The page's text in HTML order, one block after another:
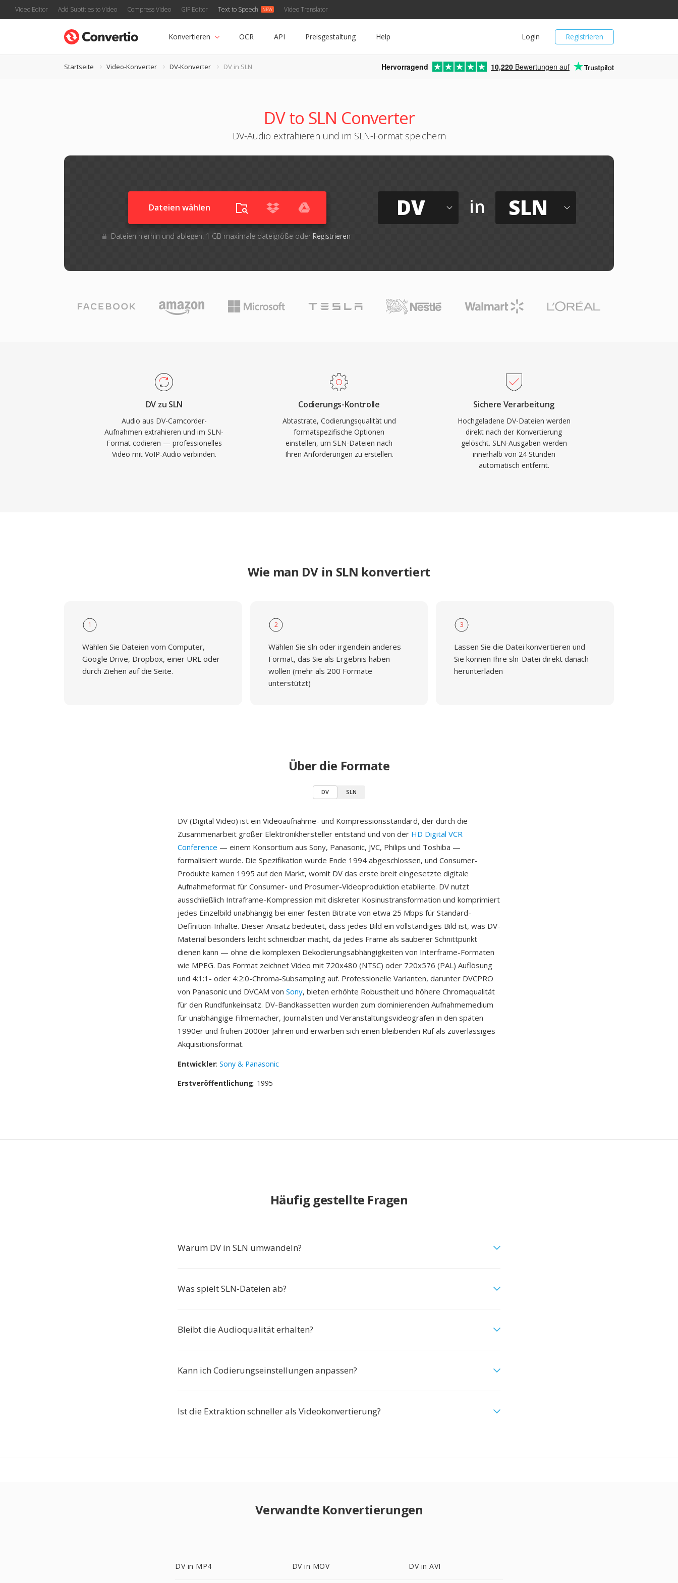
Video Editor Add Subtitles to Video Compress Video GIF Editor Text to Speech Video Translator
Registrieren
Login
Konvertieren OCR API Preisgestaltung Help
Startseite Video-Konverter DV-Konverter DV in SLN Hervorragend 10,220 Bewertungen auf
DV to SLN Converter
DV-Audio extrahieren und im SLN-Format speichern
Dateien wählen
Dateien hierhin und ablegen. 1 GB maximale dateigröße oder Registrieren
DV in SLN
DV zu SLN
Audio aus DV-Camcorder-
Aufnahmen extrahieren und im SLN-
Format codieren — professionelles
Video mit VoIP-Audio verbinden.
Codierungs-Kontrolle
Abtastrate, Codierungsqualität und
formatspezifische Optionen
einstellen, um SLN-Dateien nach
Ihren Anforderungen zu erstellen.
Sichere Verarbeitung
Hochgeladene DV-Dateien werden
direkt nach der Konvertierung
gelöscht. SLN-Ausgaben werden
innerhalb von 24 Stunden
automatisch entfernt.
Wie man DV in SLN konvertiert
1
Wählen Sie Dateien vom Computer,
Google Drive, Dropbox, einer URL oder
durch Ziehen auf die Seite.
2
Wählen Sie sln oder irgendein anderes
Format, das Sie als Ergebnis haben
wollen (mehr als 200 Formate
unterstützt)
3
Lassen Sie die Datei konvertieren und
Sie können Ihre sln-Datei direkt danach
herunterladen
Über die Formate
DV SLN
DV (Digital Video) ist ein Videoaufnahme- und Kompressionsstandard, der durch die
Zusammenarbeit großer Elektronikhersteller entstand und von der HD Digital VCR
Conference — einem Konsortium aus Sony, Panasonic, JVC, Philips und Toshiba —
formalisiert wurde. Die Spezifikation wurde Ende 1994 abgeschlossen, und Consumer-
Produkte kamen 1995 auf den Markt, womit DV das erste breit eingesetzte digitale
Aufnahmeformat für Consumer- und Prosumer-Videoproduktion etablierte. DV nutzt
ausschließlich Intraframe-Kompression mit diskreter Kosinustransformation und komprimiert
jedes Einzelbild unabhängig bei einer festen Bitrate von etwa 25 Mbps für Standard-
Definition-Inhalte. Dieser Ansatz bedeutet, dass jedes Bild ein vollständiges Bild ist, was DV-
Material besonders leicht schneidbar macht, da jedes Frame als sauberer Schnittpunkt
dienen kann — ohne die komplexen Dekodierungsabhängigkeiten von Interframe-Formaten
wie MPEG. Das Format zeichnet Video mit 720x480 (NTSC) oder 720x576 (PAL) Auflösung
und 4:1:1- oder 4:2:0-Chroma-Subsampling auf. Professionelle Varianten, darunter DVCPRO
von Panasonic und DVCAM von Sony, bieten erhöhte Robustheit und höhere Chromaqualität
für den Rundfunkeinsatz. DV-Bandkassetten wurden zum dominierenden Aufnahmemedium
für unabhängige Filmemacher, Journalisten und Veranstaltungsvideografen in den späten
1990er und frühen 2000er Jahren und erwarben sich einen bleibenden Ruf als zuverlässiges
Akquisitionsformat.
Entwickler: Sony & Panasonic
Erstveröffentlichung: 1995
Häufig gestellte Fragen
Warum DV in SLN umwandeln?
Was spielt SLN-Dateien ab?
Bleibt die Audioqualität erhalten?
Kann ich Codierungseinstellungen anpassen?
Ist die Extraktion schneller als Videokonvertierung?
Verwandte Konvertierungen
DV in MP4 DV in MOV DV in AVI